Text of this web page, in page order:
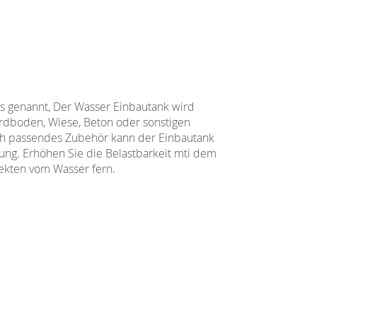
Der Wasser Einbautank wird
Wiese, Beton oder sonstigen
Zubehör kann der Einbautank
Erhöhen Sie die Belastbarkeit mti dem
vom Wasser fern.